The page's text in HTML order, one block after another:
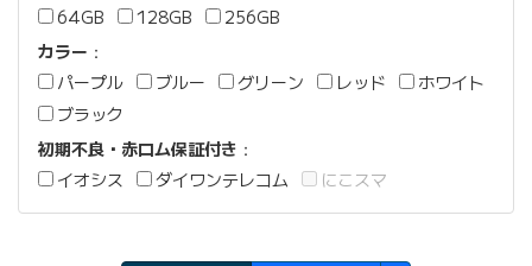
64GB
128GB
256GB
カラー ：
パープル
ブルー グリーン レッド
ホワイト
ブラック
初期不良・赤ロム保証付き ：
イオシス
ダイワンテレコム にこスマ